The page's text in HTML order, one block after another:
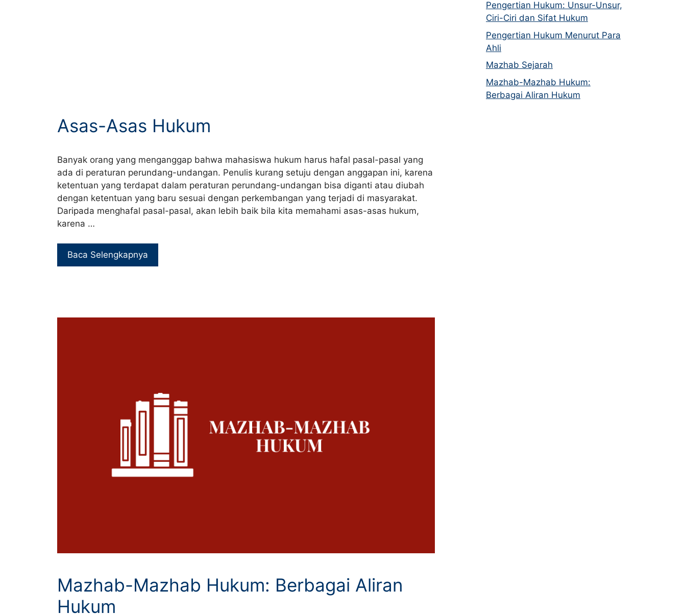
Asas-Asas Hukum
Banyak orang yang menganggap bahwa mahasiswa hukum harus hafal pasal-pasal yang
ada di peraturan perundang-undangan. Penulis kurang setuju dengan anggapan ini, karena
ketentuan yang terdapat dalam peraturan perundang-undangan bisa diganti atau diubah
dengan ketentuan yang baru sesuai dengan perkembangan yang terjadi di masyarakat.
Daripada menghafal pasal-pasal, akan lebih baik bila kita memahami asas-asas hukum,
karena …
Baca Selengkapnya
Mazhab-Mazhab Hukum: Berbagai Aliran
Hukum
Pengertian Hukum: Unsur-Unsur,
Ciri-Ciri dan Sifat Hukum
Pengertian Hukum Menurut Para
Ahli
Mazhab Sejarah
Mazhab-Mazhab Hukum:
Berbagai Aliran Hukum